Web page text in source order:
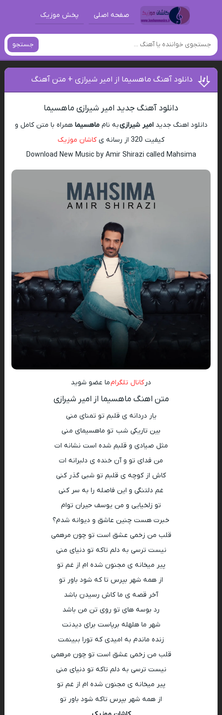
صفحه اصلی پخش موزیک
جستجو
دانلود آهنگ ماهسیما از امیر شیرازی + متن آهنگ
دانلود آهنگ جدید امیر شیرازی ماهسیما
دانلود اهنگ جدیدامیر شیرازیبه نامماهسیما همراه با متن کامل و
کیفیت 320 از رسانه ی
کاشان موزیک
Download New Music by Amir Shirazi called Mahsima
در کانال تلگرامما عضو شوید
متن اهنگ ماهسیما از امیر شیرازی
یار دردانه ی قلبم تو تمنای منی
بین تاریکی شب تو ماهسیمای منی
مثل صیادی و قلبم شده است نشانه ات
من فدای تو و آن خنده ی دلبرانه ات
کاش از کوچه ی قلبم تو شبی گذر کنی
غم دلتنگی و این فاصله را به سر کنی
تو زلخیایی و من یوسف حیران توام
خبرت هست چنین عاشق و دیوانه شدم؟
قلب من زخمی عشق است تو چون مرهمی
نیست ترسی به دلم تاکه تو دنیای منی
پیر میخانه ی مجنون شده ام از غم تو
از همه شهر بپرس تا که شود باور تو
آخر قصه ی ما کاش رسیدن باشد
رد بوسه های تو روی تن من باشد
شهر ما هلهله برپاست برای دیدنت
زنده ماندم به امیدی که تورا ببینمت
قلب من زخمی عشق است تو چون مرهمی
نیست ترسی به دلم تاکه تو دنیای منی
پیر میخانه ی مجنون شده ام از غم تو
از همه شهر بپرس تاکه شود باور تو